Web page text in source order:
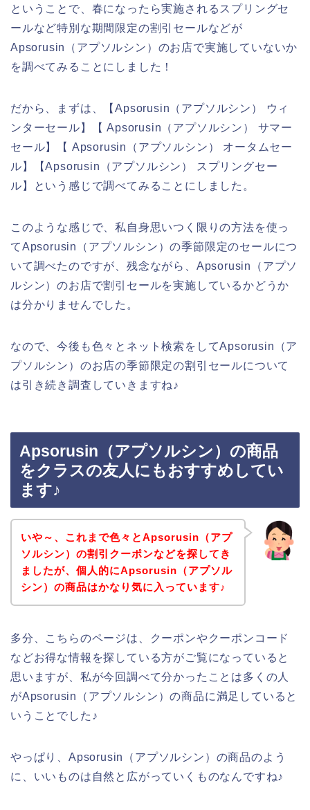
ということで、春になったら実施されるスプリングセ
ールなど特別な期間限定の割引セールなどが
Apsorusin（アプソルシン）のお店で実施していないか
を調べてみることにしました！
だから、まずは、【Apsorusin（アプソルシン） ウィ
ンターセール】【 Apsorusin（アプソルシン） サマー
セール】【 Apsorusin（アプソルシン） オータムセー
ル】【Apsorusin（アプソルシン） スプリングセー
ル】という感じで調べてみることにしました。
このような感じで、私自身思いつく限りの方法を使っ
てApsorusin（アプソルシン）の季節限定のセールにつ
いて調べたのですが、残念ながら、Apsorusin（アプソ
ルシン）のお店で割引セールを実施しているかどうか
は分かりませんでした。
なので、今後も色々とネット検索をしてApsorusin（ア
プソルシン）のお店の季節限定の割引セールについて
は引き続き調査していきますね♪
Apsorusin（アプソルシン）の商品
をクラスの友人にもおすすめしてい
ます♪
いや～、これまで色々とApsorusin（アプ
ソルシン）の割引クーポンなどを探してき
ましたが、個人的にApsorusin（アプソル
シン）の商品はかなり気に入っています♪
多分、こちらのページは、クーポンやクーポンコード
などお得な情報を探している方がご覧になっていると
思いますが、私が今回調べて分かったことは多くの人
がApsorusin（アプソルシン）の商品に満足していると
いうことでした♪
やっぱり、Apsorusin（アプソルシン）の商品のよう
に、いいものは自然と広がっていくものなんですね♪